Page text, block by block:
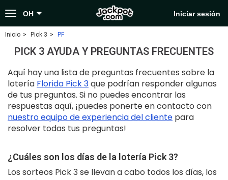
Toggle
navigation
OH Iniciar sesión
Inicio Pick 3 PF
PICK 3 AYUDA Y PREGUNTAS FRECUENTES
Aquí hay una lista de preguntas frecuentes sobre la
lotería Florida Pick 3que podrían responder algunas
de tus preguntas. Si no puedes encontrar las
respuestas aquí, ¡puedes ponerte en contacto con
nuestro equipo de experiencia del cliente para
resolver todas tus preguntas!
¿Cuáles son los días de la lotería Pick 3?
Los sorteos Pick 3 se llevan a cabo todos los días, los